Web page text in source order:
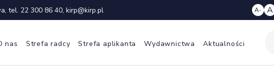
tel. 22 300 86 40, kirp@kirp.pl A- A
nas Strefa radcy Strefa aplikanta Wydawnictwa Aktualności